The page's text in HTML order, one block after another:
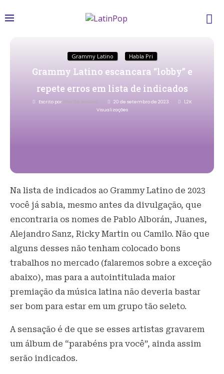
Grammy Latino Habla Pri
Grammy Latino escancara “lobby” e
repete erros em lista de indicados
Escrito por Priscila Bertozzi 20 de setembro de 2023
1,2K
Visualizações
Na lista de indicados ao Grammy Latino de 2023
você já sabia, mesmo antes da divulgação, que
encontraria os nomes de Pablo Alborán, Juanes,
Alejandro Sanz, Ricky Martin ou Camilo. Não que
alguns desses não tenham colocado bons
trabalhos no mercado (falaremos sobre a exceção
abaixo), mas para a autointitulada maior
premiação da música latina não deveria bastar
ser bom para estar em um grupo tão seleto.
A sensação é de que se esses artistas gravarem
um álbum de “parabéns pra você”, ainda assim
serão indicados.